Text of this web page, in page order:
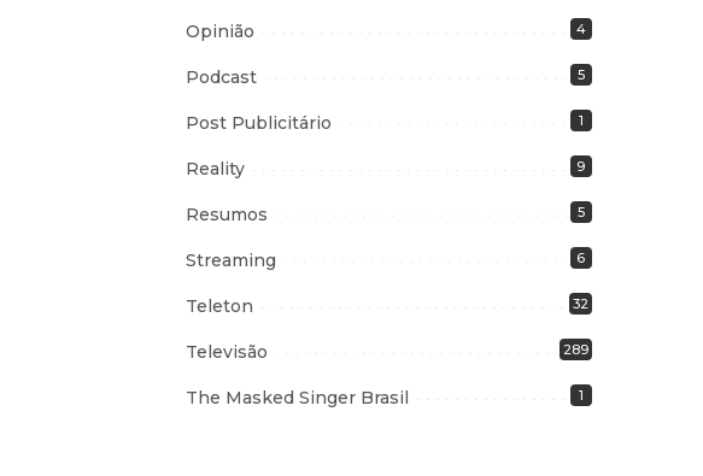
Opinião 4
Podcast 5
Post Publicitário 1
Reality 9
Resumos 5
Streaming 6
Teleton 32
Televisão 289
The Masked Singer Brasil 1